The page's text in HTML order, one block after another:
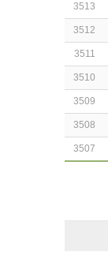
3513
3512
3511
3510
3509
3508
3507